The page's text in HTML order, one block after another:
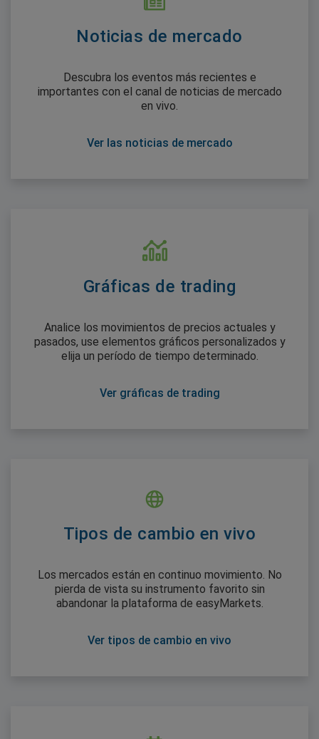
Noticias de mercado
Descubra los eventos más recientes e
importantes con el canal de noticias de mercado
en vivo.
Ver las noticias de mercado
Gráficas de trading
Analice los movimientos de precios actuales y
pasados, use elementos gráficos personalizados y
elija un período de tiempo determinado.
Ver gráficas de trading
Tipos de cambio en vivo
Los mercados están en continuo movimiento. No
pierda de vista su instrumento favorito sin
abandonar la plataforma de easyMarkets.
Ver tipos de cambio en vivo